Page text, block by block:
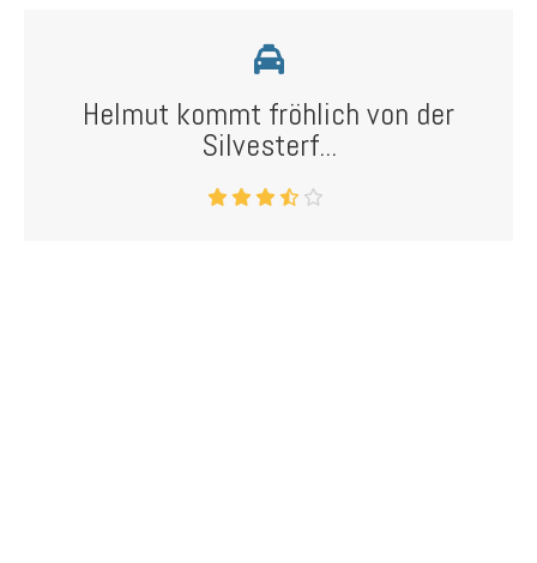
Helmut kommt fröhlich von der
Silvesterf...